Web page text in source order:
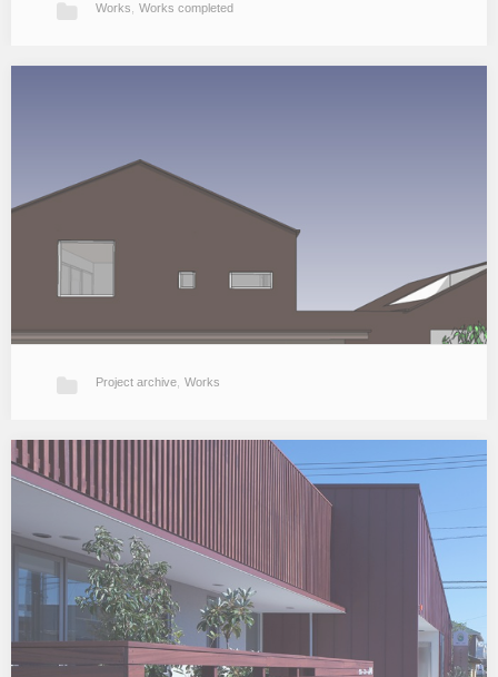
たりと使えるリビング・ダイニング＋和室へリフォームしました。
既存のキッチンや壁…
Works Works completed
八女Ot邸
八女市の郊外で計画中の住宅。 元々は通り側に商店、奥に母屋、蔵
が建ち並んでいた町屋形式の奥行の深い土地で、現在は2つに分割
されましたがそれでも南北に長い敷地です。 南北からの通り抜け動
線、将来の介護対…
Project archive Works